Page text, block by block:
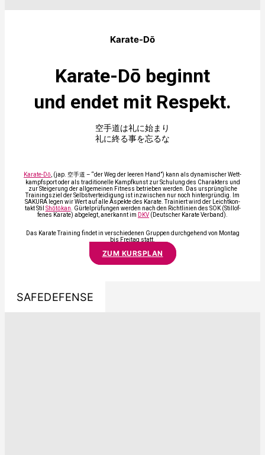
Kara­te-Dō
Kara­te-Dō beginnt
und endet mit Respekt.
空手道は礼に始まり
礼に終る事を忘るな
Kara­te-Dō , (jap. 空手道 – “der Weg der lee­ren Hand”) kann als dyna­mi­scher Wett­
kampf­sport oder als tra­di­tio­nel­le Kampf­kunst zur Schu­lung des Cha­rak­ters und
zur Stei­ge­rung der all­ge­mei­nen Fit­ness betrie­ben wer­den. Das ursprüng­li­che
Trai­nings­ziel der Selbst­ver­tei­di­gung ist inzwi­schen nur noch hin­ter­grün­dig. Im
SAKURA legen wir Wert auf alle Aspek­te des Kara­te. Trai­niert wird der Leicht­kon­
takt Stil Shō­tō­kan . Gür­tel­prü­fun­gen wer­den nach den Richt­li­ni­en des SOK (Still­of­
fe­nes Kara­te) abge­legt, aner­kannt im DKV (Deut­scher Kara­te Ver­band).
Das Kara­te Trai­ning fin­det in ver­schie­de­nen Grup­pen durch­ge­hend von Mon­tag
bis Frei­tag statt.
ZUM KURS­PLAN
SAFEDEFENSE